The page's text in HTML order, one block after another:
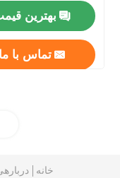
بهترین
تماس با ما
خانه